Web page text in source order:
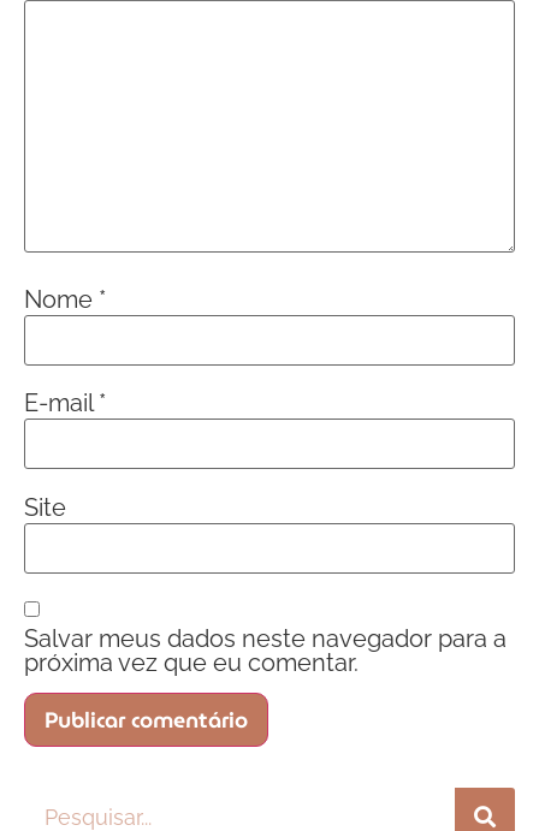
Nome *
E-mail*
Site
Salvar meus dados neste navegador para a
próxima vez que eu comentar.